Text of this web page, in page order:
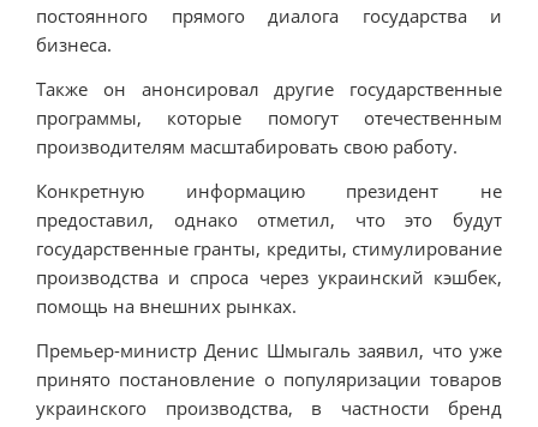
постоянного прямого диалога государства и
бизнеса.
Также он анонсировал другие государственные
программы, которые помогут отечественным
производителям масштабировать свою работу.
Конкретную информацию президент не
предоставил, однако отметил, что это будут
государственные гранты, кредиты, стимулирование
производства и спроса через украинский кэшбек,
помощь на внешних рынках.
Премьер-министр Денис Шмыгаль заявил, что уже
принято постановление о популяризации товаров
украинского производства, в частности бренд